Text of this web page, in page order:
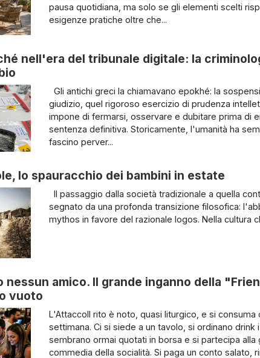
pausa quotidiana, ma solo se gli elementi scelti
esigenze pratiche oltre che...
nell'era del tribunale digitale: la
Gli antichi greci la chiamavano epokhé: la
giudizio, quel rigoroso esercizio di prudenza
impone di fermarsi, osservare e dubitare prima di
sentenza definitiva. Storicamente, l'umanità ha
fascino perver...
lo spauracchio dei bambini in estate
Il passaggio dalla società tradizionale a quella
segnato da una profonda transizione filosofica:
mythos in favore del razionale logos. Nella cultura
nessun amico. Il grande inganno della
vuoto
L'AttaccoIl rito è noto, quasi liturgico, e si consuma
settimana. Ci si siede a un tavolo, si ordinano drink
sembrano ormai quotati in borsa e si partecipa alla
commedia della socialità. Si paga un conto salato,